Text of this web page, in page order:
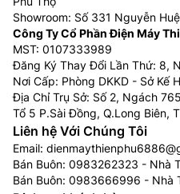
Showroom: Số 331 Nguyễn
Công Ty Cổ Phần Điện Máy
MST: 0107333989
Đăng Ký Thay Đổi Lần Thứ: 8,
Nơi Cấp: Phòng DKKD - Sở Kế
Địa Chỉ Trụ Sở: Số 2, Ngách
Tổ 5 P.Sài Đồng, Q.Long Biên,
Liên hệ Với Chúng Tôi
Email:
Bán Buôn: 0983262323 - Nhà
Bán Buôn: 0983666996 - Nhà